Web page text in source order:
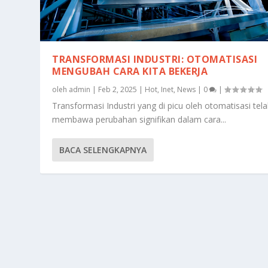
TRANSFORMASI INDUSTRI: OTOMATISASI
MENGUBAH CARA KITA BEKERJA
oleh admin | Feb 2, 2025 | Hot, Inet, News | 0 |
Transformasi Industri yang di picu oleh otomatisasi
membawa perubahan signifikan dalam cara...
BACA SELENGKAPNYA